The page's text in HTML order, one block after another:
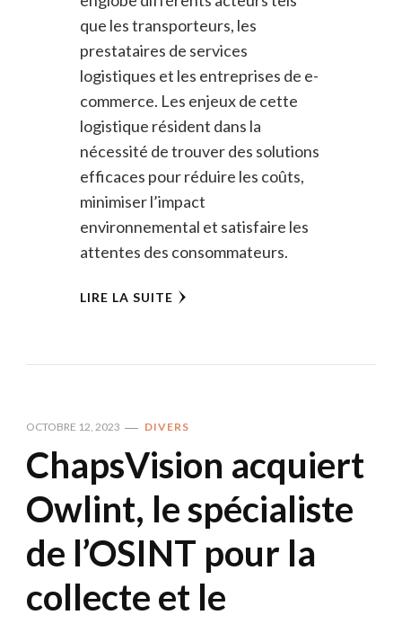
que les transporteurs, les
prestataires de services
logistiques et les entreprises de e-
commerce. Les enjeux de cette
logistique résident dans la
nécessité de trouver des solutions
efficaces pour réduire les coûts,
minimiser l’impact
environnemental et satisfaire les
attentes des consommateurs.
LIRE LA SUITE
OCTOBRE 12, 2023 DIVERS
ChapsVision acquiert
Owlint, le spécialiste
de l’OSINT pour la
collecte et le